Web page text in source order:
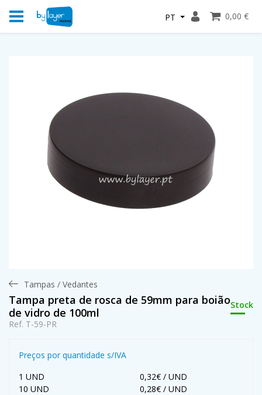
PT 0,00 €
Tampas / Vedantes
Tampa preta de rosca de 59mm para boião
de vidro de 100ml
Stock
Ref. T-59-PR
Preços por quantidade s/IVA
1 UND
0,32€ / UND
10 UND
0,28€ / UND